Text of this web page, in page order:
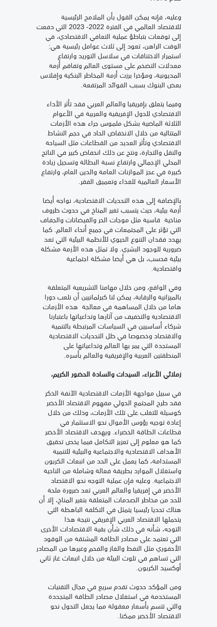
وعليه، فإنه يمكن القول بأن الملامح الرئيسية
للاقتصاد العالمي في الفترة 2022- 2023 التي دفعت
إلى توقعات بتباطؤ عملية التعافي الاقتصادي، في
الوقت الراهن، تعود إلى ثلاث عوامل رئيسية هي:
استمرار الاختناقات في سلاسل التوريد وارتفاع
معدلات التضخم على مستوى العالم وتفاقم أزمة
المديونية، ومؤخرا برزت أزمة المخاطر البنكية وإفلاس
بعض البنوك بسبب الفوائد المرتفعة.
وفيما يتعلق بإفريقيا والعالم العربي فقد تأثر الأداء
الاقتصادي للدول الإفريقية والعربية في الأعوام
الثلاثة الماضية بشكل ملموس جراء هذه الأزمات
المتتالية من خلال الانخفاض الحاد في حجم النشاط
الاقتصادي وتأثر العديد من القطاعات مثل السياحة
والنقل والتجارة، ونتج عن ذلك انخفاض كبير في الناتج
المحلي الإجمالي وارتفاع نسبة البطالة وتسجيل زيادة
كبيرة في عجز الموازنات العامة والدين العام، وارتفاع
الأسعار العالمية للغذاء وتعميق الفقر.
بالإضافة إلى هذه التحديات الاقتصادية، نواجه أيضا
أزمة بيئية، حيث يتسبب تغير المناخ في حدوث ظروف
مناخية قاسية مثل موجات الحر والفيضانات والجفاف
التي تؤثر على المجتمعات في جميع أنحاء العالم. كما
يهدد فقدان التنوع الحيوي للأنظمة البيئية التي تعد
ضرورية للوجود البشري. ولا تمثل هذه الأزمة مشكلة
بيئية فحسب، بل هي أيضا مشكلة اجتماعية
واقتصادية.
وفي الواقع، ومن خلال مهامنا التشريعية المتعلقة
بالميزانية والرقابة، يمكن لنا كبرلمانيين أن نلعب دورا
هاما من خلال المساهمة في معالجة هذه الأزمات
الاقتصادية والتخفيف من آثارها وتداعياتها باعتبارنا
شركاء أساسيين في السياسات المرتبطة بالتنمية
والاقتصاد وخصوصا في ظل التحديات الاقتصادية
المستجدة التي يمر بها العالم وتداعياتها على
المنطقتين العربية والإفريقية والعالم بأسره.
زملائي الأعزاء، السيدات والسادة الحضور الكريم،
في سبيل مواجهة الأزمات الاقتصادية الآنفة الذكر
فقد طرح المجتمع الدولي مفهوم الاقتصاد الأخضر
كوسيلة للتغلب على تلك الأزمات، وذلك من خلال
إعادة توجيه رؤوس الأموال نحو الاستثمار في
قطاعات الطاقة الخضراء. ويهدف الاقتصاد الأخضر
كما هو معلوم إلى تعزيز التكامل فيما يخص تحقيق
الأهداف الاقتصادية والاجتماعية والبيئية للتنمية
المستدامة، كما يعمل على الحد من انبعاث الكربون
واستغلال الموارد بطريقة فعالة وشاملة من الناحية
الاجتماعية. وعليه فإن عملية التوجه نحو الاقتصاد
الأخضر في إفريقيا والعالم العربي تعد ضرورة ملحة
للحد من مخاطر الصدمات المتعلقة بتغير المناخ، إلا أن
هناك تحديا رئيسيا يتمثل في التكلفة الباهظة التي
يتحملها الاقتصاد العربي الإفريقي نتيجة هذا
التوجه، شأنه في ذلك شأن بقية الاقتصادات الأخرى
التي تعتمد على مصادر الطاقة المشتقة من الوقود
الأحفوري مثل النفط والغاز والفحم وغيرها من المصادر
التي تساهم في تلوث البيئة من خلال انبعاث غاز ثاني
أوكسيد الكربون.
ومن المؤكد حدوث تقدم سريع في مجال التقنيات
المستخدمة في استغلال مصادر الطاقة المتجددة
والتي تتسم بأسعار معقولة مما يجعل التحول نحو
الاقتصاد الأخضر ممكنا.